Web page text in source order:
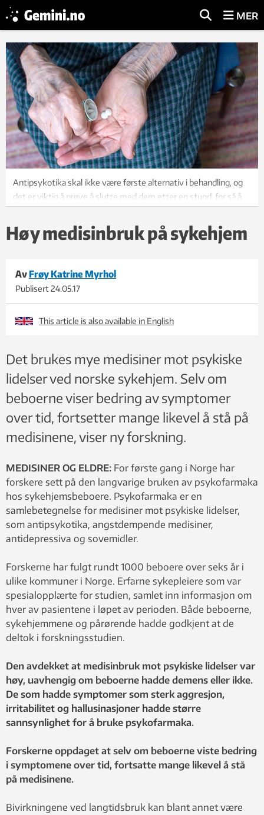
MER
Antipsykotika skal ikke være første alternativ i behandling, og
det er viktig å prøve å slutte med dem etter en stund, for så å
Høy medisinbruk på sykehjem
Av Frøy Katrine Myrhol
Publisert24.05.17
This article is also available in English
Det brukes mye medisiner mot psykiske
lidelser ved norske sykehjem. Selv om
beboerne viser bedring av symptomer
over tid, fortsetter mange likevel å stå på
medisinene, viser ny forskning.
MEDISINER OG ELDRE: For første gang i Norge har
forskere sett på den langvarige bruken av psykofarmaka
hos sykehjemsbeboere. Psykofarmaka er en
samlebetegnelse for medisiner mot psykiske lidelser,
som antipsykotika, angstdempende medisiner,
antidepressiva og sovemidler.
Forskerne har fulgt rundt 1000 beboere over seks år i
ulike kommuner i Norge. Erfarne sykepleiere som var
spesialopplærte for studien, samlet inn informasjon om
hver av pasientene i løpet av perioden. Både beboerne,
sykehjemmene og pårørende hadde godkjent at de
deltok i forskningsstudien.
Den avdekket at medisinbruk mot psykiske lidelser var
høy, uavhengig om beboerne hadde demens eller ikke.
De som hadde symptomer som sterk aggresjon,
irritabilitet og hallusinasjoner hadde større
sannsynlighet for å bruke psykofarmaka.
Forskerne oppdaget at selv om beboerne viste bedring
i symptomene over tid, fortsatte mange likevel å stå
på medisinene.
Bivirkningene ved langtidsbruk kan blant annet være